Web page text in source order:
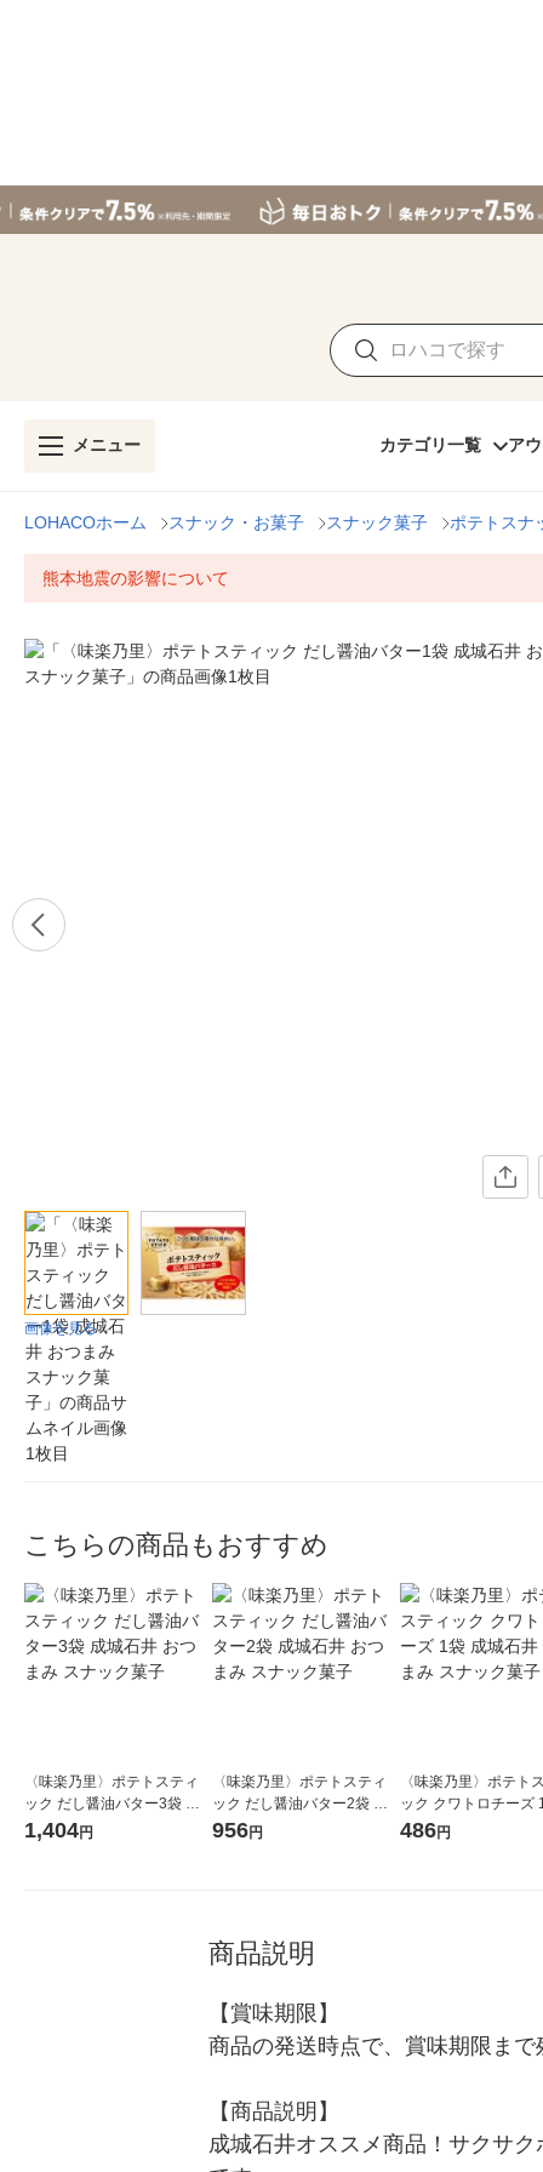
メニュー カテゴリ一覧 ア
LOHACOホーム スナック・お菓子 スナック菓子 ポテトスナ
熊本地震の影響について
画像を見る
こちらの商品もおすすめ
〈味楽乃里〉ポテトスティ
ック だし醤油バター3袋 成
城石井 おつまみ スナック菓
1,404円
〈味楽乃里〉ポテトスティ
ック だし醤油バター2袋 成
城石井 おつまみ スナック菓
956円
〈味楽乃里〉ポテト
ック クワトロチーズ
城石井 おつまみ スナ
486円
商品説明
【賞味期限】
商品の発送時点で、賞味期限ま
【商品説明】
成城石井オススメ商品！サクサ